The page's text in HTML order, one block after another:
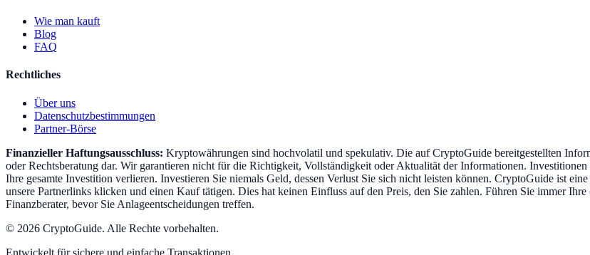
Wie man kauft
Blog
FAQ
Rechtliches
Über uns
Datenschutzbestimmungen
Partner-Börse
Finanzieller Haftungsausschluss: Kryptowährungen sind hochvolatil und spekulativ. Die auf CryptoGuide bereitgestellten
oder Rechtsberatung dar. Wir garantieren nicht für die Richtigkeit, Vollständigkeit oder Aktualität der Informationen.
Ihre gesamte Investition verlieren. Investieren Sie niemals Geld, dessen Verlust Sie sich nicht leisten können. CryptoGuide ist
unsere Partnerlinks klicken und einen Kauf tätigen. Dies hat keinen Einfluss auf den Preis, den Sie zahlen. Führen Sie immer
Finanzberater, bevor Sie Anlageentscheidungen treffen.
© 2026 CryptoGuide. Alle Rechte vorbehalten.
Entwickelt für sichere und einfache Transaktionen.